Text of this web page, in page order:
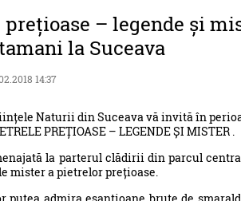
– legende și
la Suceava
14:37
Naturii din Suceava vă invită în
PREȚIOASE – LEGENDE ȘI MISTER .
la parterul clădirii din parcul
mister a pietrelor prețioase.